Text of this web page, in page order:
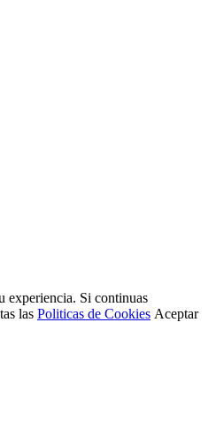
experiencia. Si continuas
las Politicas de Cookies Aceptar